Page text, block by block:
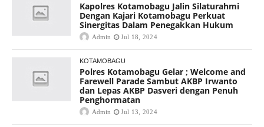
Kapolres Kotamobagu Jalin Silaturahmi
Dengan Kajari Kotamobagu Perkuat
Sinergitas Dalam Penegakkan Hukum
Admin Jul 18, 2024
KOTAMOBAGU
Polres Kotamobagu Gelar ; Welcome and
Farewell Parade Sambut AKBP Irwanto
dan Lepas AKBP Dasveri dengan Penuh
Penghormatan
Admin Jul 13, 2024